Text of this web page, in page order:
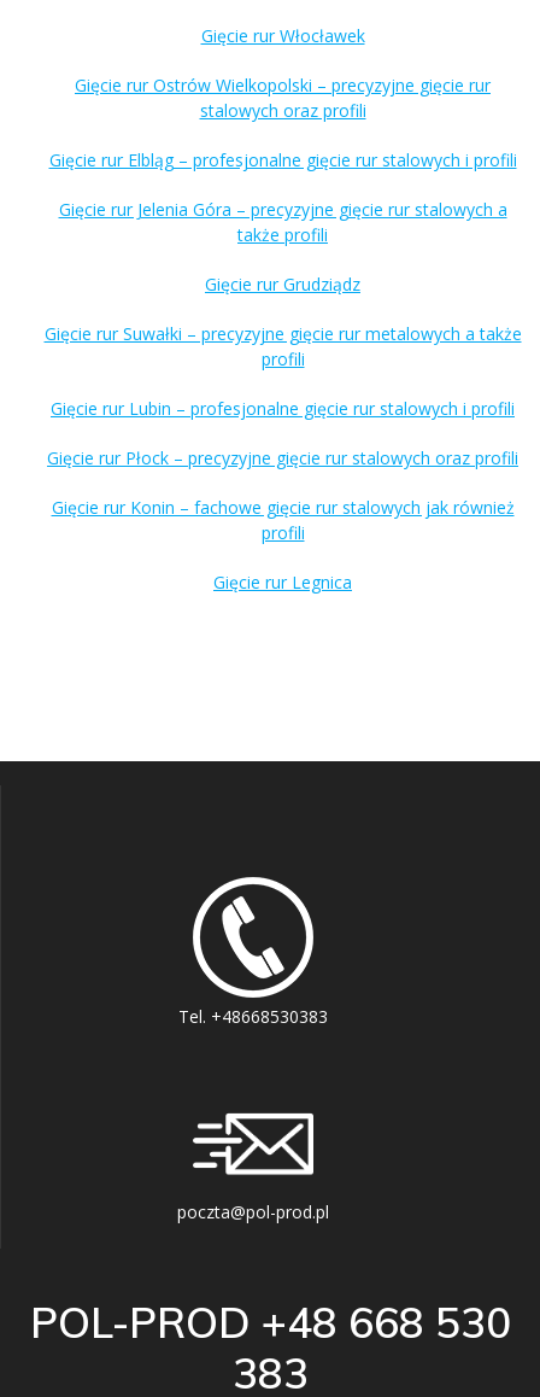
Gięcie rur Włocławek
Gięcie rur Ostrów Wielkopolski – precyzyjne gięcie rur
stalowych oraz profili
Gięcie rur Elbląg – profesjonalne gięcie rur stalowych i profili
Gięcie rur Jelenia Góra – precyzyjne gięcie rur stalowych a
także profili
Gięcie rur Grudziądz
Gięcie rur Suwałki – precyzyjne gięcie rur metalowych a także
profili
Gięcie rur Lubin – profesjonalne gięcie rur stalowych i profili
Gięcie rur Płock – precyzyjne gięcie rur stalowych oraz profili
Gięcie rur Konin – fachowe gięcie rur stalowych jak również
profili
Gięcie rur Legnica
Tel. +48668530383
poczta@pol-prod.pl
POL-PROD +48 668 530
383